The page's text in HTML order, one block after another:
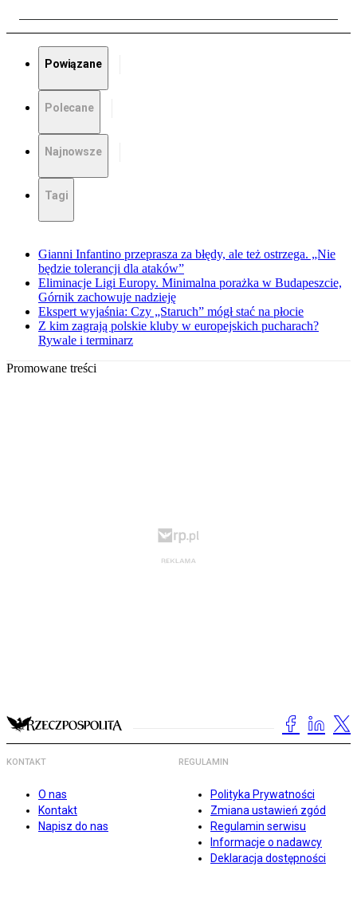
Powiązane
Polecane
Najnowsze
Tagi
Gianni Infantino przeprasza za błędy, ale też ostrzega. „Nie
będzie tolerancji dla ataków”
Eliminacje Ligi Europy. Minimalna porażka w Budapeszcie,
Górnik zachowuje nadzieję
Ekspert wyjaśnia: Czy „Staruch” mógł stać na płocie
Z kim zagrają polskie kluby w europejskich pucharach?
Rywale i terminarz
Promowane treści
KONTAKT
O nas
Kontakt
Napisz do nas
REGULAMIN
Polityka Prywatności
Zmiana ustawień zgód
Regulamin serwisu
Informacje o nadawcy
Deklaracja dostępności